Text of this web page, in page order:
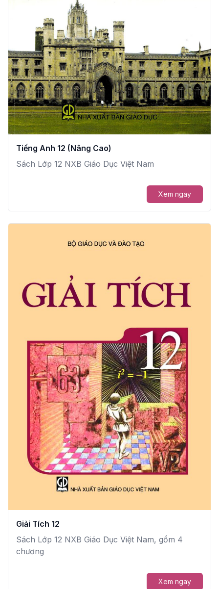
Tiếng Anh 12 (Nâng Cao)
Sách Lớp 12 NXB Giáo Dục Việt Nam
Xem ngay
Giải Tích 12
Sách Lớp 12 NXB Giáo Dục Việt Nam, gồm 4
chương
Xem ngay